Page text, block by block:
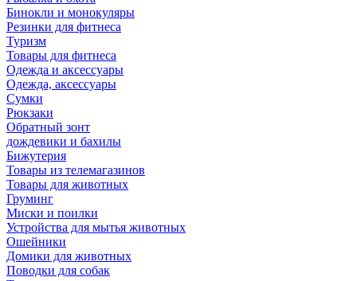
Бинокли и монокуляры
Резинки для фитнеса
Туризм
Товары для фитнеса
Одежда и аксессуары
Одежда, аксессуары
Сумки
Рюкзаки
Обратный зонт
дождевики и бахилы
Бижутерия
Товары из телемагазинов
Товары для животных
Груминг
Миски и поилки
Устройства для мытья животных
Ошейники
Домики для животных
Поводки для собак